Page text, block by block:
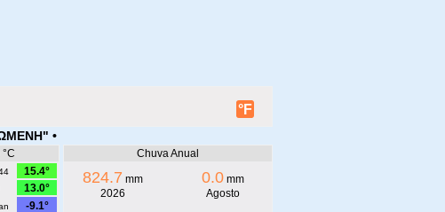
°F
•
15.4°
13.0°
-9.1°
Chuva Anual
824.7 mm
2026
0.0mm
Agosto